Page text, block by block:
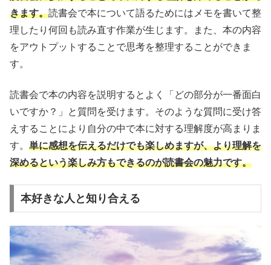
きます。読書会で本について語るためにはメモを書いて整
理したり何回も読み直す作業が生じます。また、本の内容
をアウトプットすることで思考を整理することができま
す。
読書会で本の内容を説明するとよく「どの部分が一番面白
いですか？」と質問を受けます。そのような質問に受け答
えすることにより自分の中で本に対する理解度が高まりま
す。 単に感想を伝えるだけでも楽しめますが、より理解を
深めるという楽しみ方もできるのが読書会の魅力です。
本好きな人と知り合える